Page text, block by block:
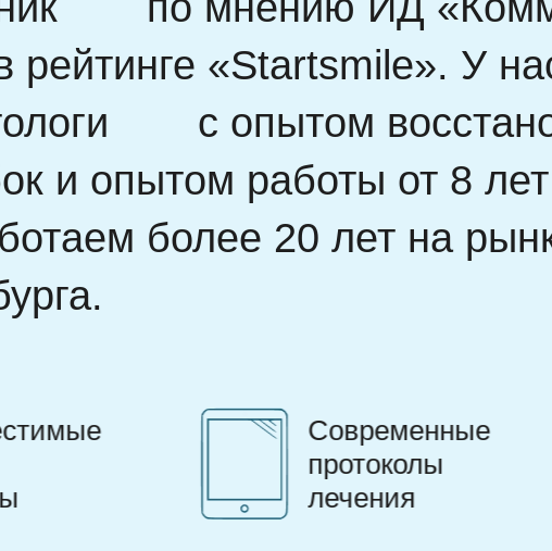
рейтинге «Startsmile». У
с опытом
и опытом работы от 8
более 20 лет на
Уникальный
игровой
интерьер